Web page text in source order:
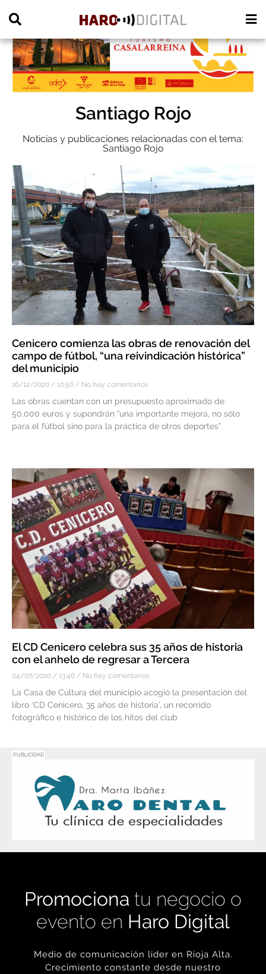
Santiago Rojo
Noticias y publicaciones relacionadas con el tema:
Santiago Rojo
Cenicero comienza las obras de renovación del
campo de fútbol, “una reivindicación histórica”
del municipio
16/12/2020 10:56 No hay comentarios
Las obras cuentan con un presupuesto aproximado de
50.000 euros y supondrán “una importante mejora, no sólo
para el fútbol sino para la práctica de otros deportes”
El CD Cenicero celebra sus 35 años de historia
con el anhelo de regresar a Tercera
04/07/2020 13:46 No hay comentarios
La Casa de Cultura del municipio acogió la presentación del
libro ‘CD Cenicero, 35 años de historia’, un recorrido
fotográfico e histórico de los hitos del club
PUBLICIDAD
Promociona tu negocio o
evento en Haro Digital
Medio de comunicación líder en Rioja Alta.
Crecimiento constante desde nuestro